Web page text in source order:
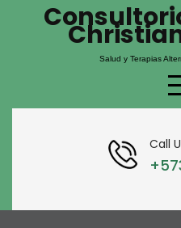
Salud y Terapias
Call